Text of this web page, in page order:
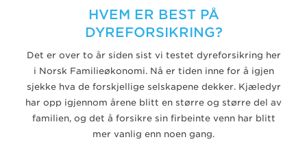
HVEM ER BEST PÅ
DYREFORSIKRING?
Det er over to år siden sist vi testet dyreforsikring her
i Norsk Familieøkonomi. Nå er tiden inne for å igjen
sjekke hva de forskjellige selskapene dekker. Kjæledyr
har opp igjennom årene blitt en større og større del av
familien, og det å forsikre sin firbeinte venn har blitt
mer vanlig enn noen gang.